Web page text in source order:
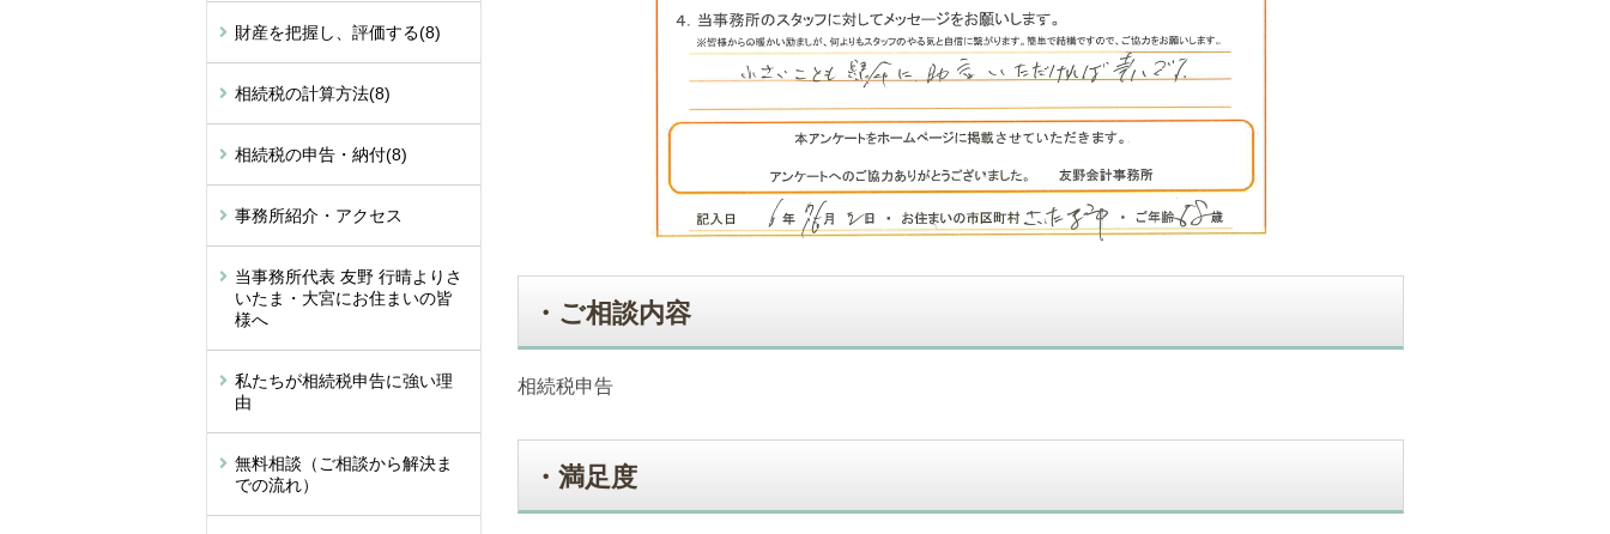
・ご相談内容
相続税申告
・満足度
財産を把握し、評価する(8)
相続税の計算方法(8)
相続税の申告・納付(8)
事務所紹介・アクセス
当事務所代表 友野 行晴よりさ
いたま・大宮にお住まいの皆
様へ
私たちが相続税申告に強い理
由
無料相談（ご相談から解決ま
での流れ）